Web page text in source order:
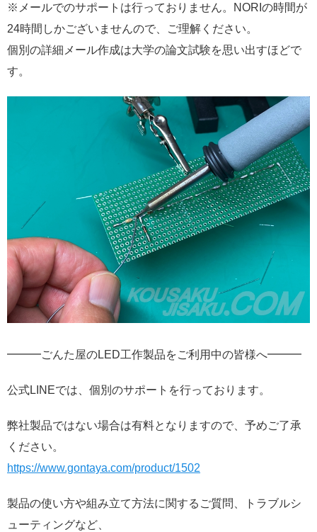
※メールでのサポートは行っておりません。NORIの時間が
24時間しかございませんので、ご理解ください。
個別の詳細メール作成は大学の論文試験を思い出すほどで
す。
━━━ごんた屋のLED工作製品をご利用中の皆様へ━━━
公式LINEでは、個別のサポートを行っております。
弊社製品ではない場合は有料となりますので、予めご了承
ください。
https://www.gontaya.com/product/1502
製品の使い方や組み立て方法に関するご質問、トラブルシ
ューティングなど、